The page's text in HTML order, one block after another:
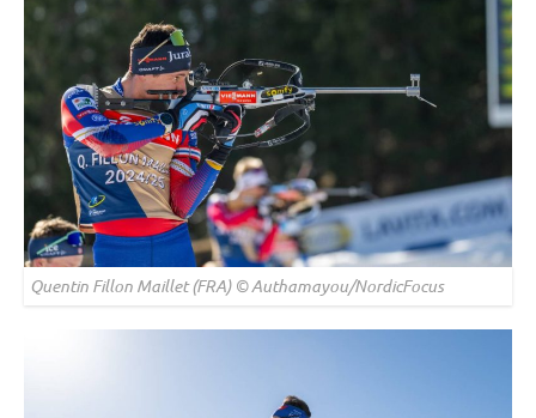
Quentin Fillon Maillet (FRA) © Authamayou/NordicFocus